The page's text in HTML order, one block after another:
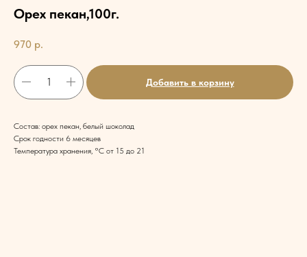
Орех пекан,100г.
970 р.
Добавить в корзину
Состав: орех пекан, белый шоколад
Срок годности 6 месяцев
Температура хранения, °C от 15 до 21